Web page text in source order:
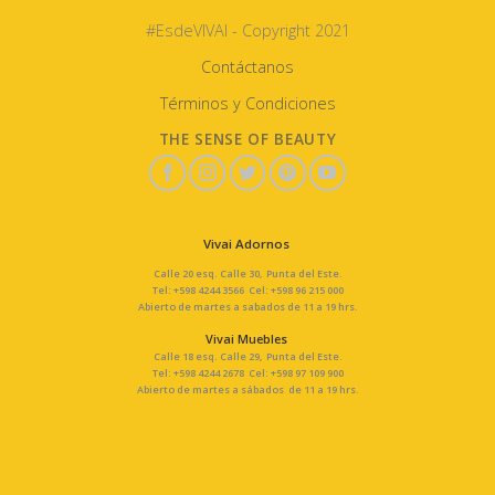
#EsdeVIVAI - Copyright 2021
Contáctanos
Términos y Condiciones
THE SENSE OF BEAUTY
Vivai Adornos
Calle 20 esq. Calle 30, Punta del Este.
Tel: +598 4244 3566 Cel: +598 96 215 000
Abierto de martes a sabados de 11 a 19 hrs.
Vivai Muebles
Calle 18 esq. Calle 29, Punta del Este.
Tel: +598 4244 2678 Cel: +598 97 109 900
Abierto de martes a sábados de 11 a 19 hrs.